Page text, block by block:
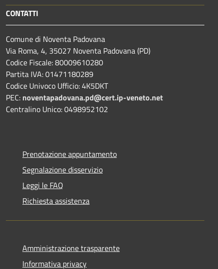
CONTATTI
Comune di Noventa Padovana
Via Roma, 4, 35027 Noventa Padovana (PD)
Codice Fiscale: 80009610280
Partita IVA: 01471180289
Codice Univoco Ufficio: 4K5DKT
PEC: noventapadovana.pd@cert.ip-veneto.net
Centralino Unico: 0498952102
Prenotazione appuntamento
Segnalazione disservizio
Leggi le FAQ
Richiesta assistenza
Amministrazione trasparente
Informativa privacy